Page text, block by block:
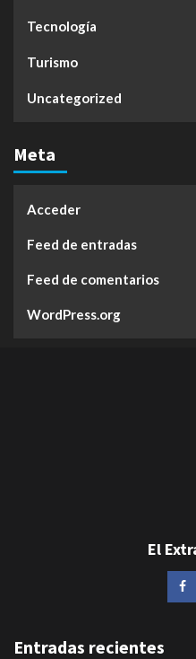
Tecnología
Turismo
Uncategorized
Meta
Acceder
Feed de entradas
Feed de comentarios
WordPress.org
El
Entradas recientes